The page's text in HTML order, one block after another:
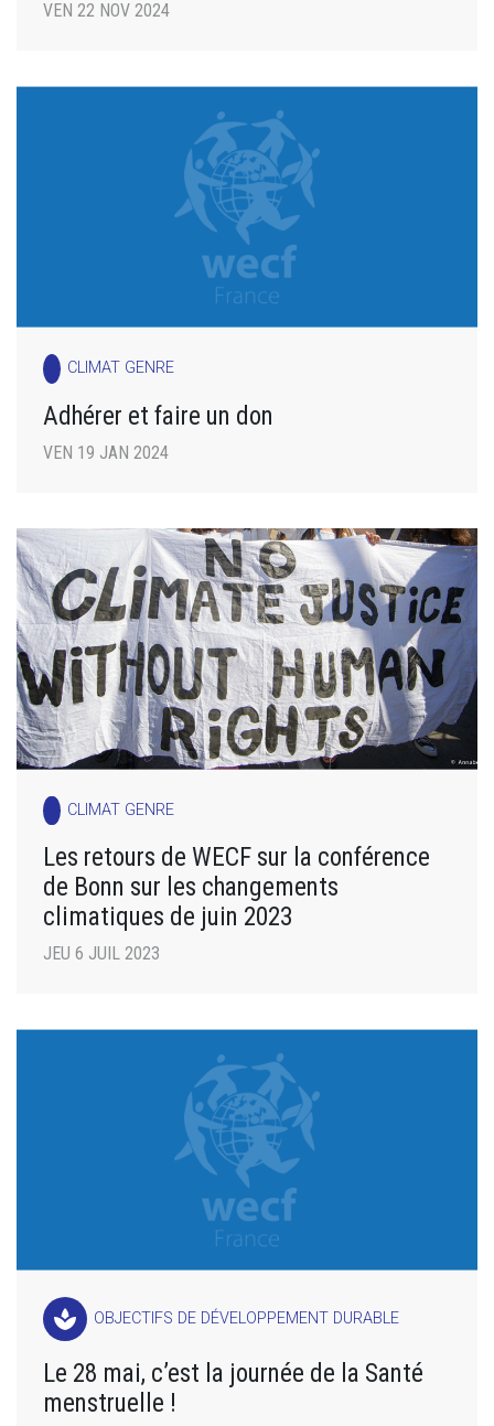
VEN 22 NOV 2024
CLIMAT GENRE
Adhérer et faire un don
VEN 19 JAN 2024
CLIMAT GENRE
Les retours de WECF sur la conférence
de Bonn sur les changements
climatiques de juin 2023
JEU 6 JUIL 2023
spa OBJECTIFS DE DÉVELOPPEMENT DURABLE
Le 28 mai, c’est la journée de la Santé
menstruelle !